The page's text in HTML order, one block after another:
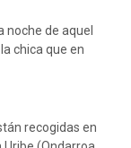
noche de aquel
chica que en
recogidas en